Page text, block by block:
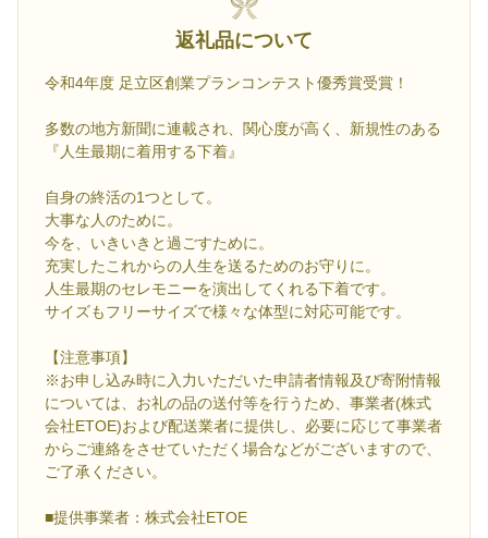
返礼品について
令和4年度 足立区創業プランコンテスト優秀賞受賞！
多数の地方新聞に連載され、関心度が高く、新規性のある
『人生最期に着用する下着』
自身の終活の1つとして。
大事な人のために。
今を、いきいきと過ごすために。
充実したこれからの人生を送るためのお守りに。
人生最期のセレモニーを演出してくれる下着です。
サイズもフリーサイズで様々な体型に対応可能です。
【注意事項】
※お申し込み時に入力いただいた申請者情報及び寄附情報
については、お礼の品の送付等を行うため、事業者(株式
会社ETOE)および配送業者に提供し、必要に応じて事業者
からご連絡をさせていただく場合などがございますので、
ご了承ください。
■提供事業者：株式会社ETOE